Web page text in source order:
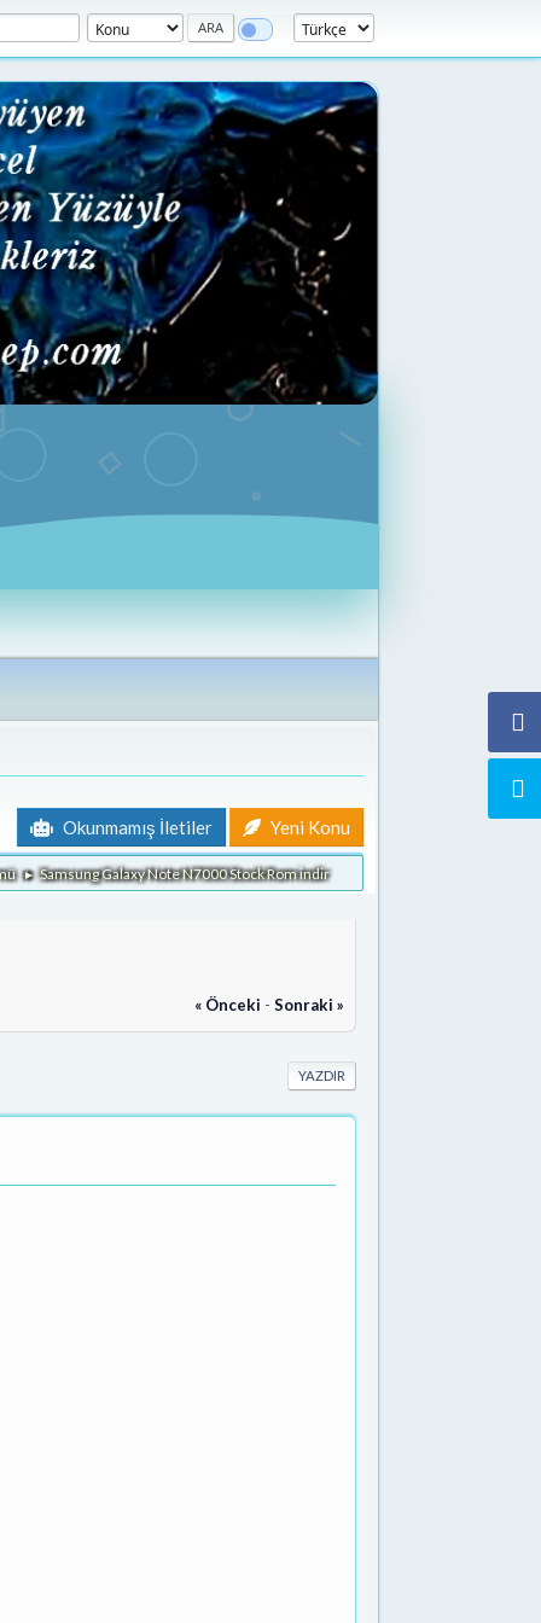
Okunmamış İletiler Yeni Konu
► Samsung Galaxy Note N7000 Stock Rom indir
« Önceki -Sonraki »
YAZDIR